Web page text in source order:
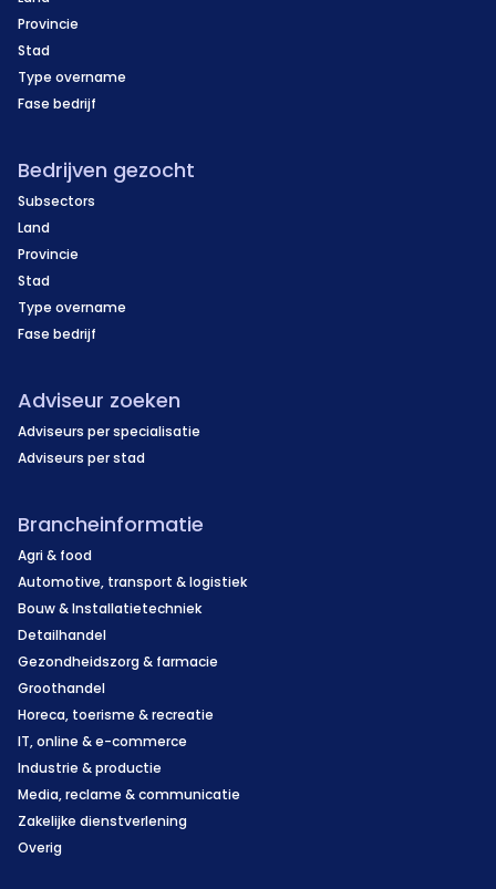
Provincie
Stad
Type overname
Fase bedrijf
Bedrijven gezocht
Subsectors
Land
Provincie
Stad
Type overname
Fase bedrijf
Adviseur zoeken
Adviseurs per specialisatie
Adviseurs per stad
Brancheinformatie
Agri & food
Automotive, transport & logistiek
Bouw & Installatietechniek
Detailhandel
Gezondheidszorg & farmacie
Groothandel
Horeca, toerisme & recreatie
IT, online & e-commerce
Industrie & productie
Media, reclame & communicatie
Zakelijke dienstverlening
Overig